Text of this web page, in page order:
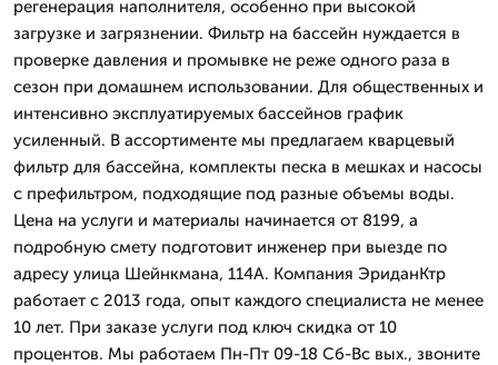
регенерация наполнителя, особенно при высокой
загрузке и загрязнении. Фильтр на бассейн нуждается в
проверке давления и промывке не реже одного раза в
сезон при домашнем использовании. Для общественных и
интенсивно эксплуатируемых бассейнов график
усиленный. В ассортименте мы предлагаем кварцевый
фильтр для бассейна, комплекты песка в мешках и насосы
с префильтром, подходящие под разные объемы воды.
Цена на услуги и материалы начинается от 8199, а
подробную смету подготовит инженер при выезде по
адресу улица Шейнкмана, 114А. Компания ЭриданКтр
работает с 2013 года, опыт каждого специалиста не менее
10 лет. При заказе услуги под ключ скидка от 10
процентов. Мы работаем Пн-Пт 09-18 Сб-Вс вых., звоните